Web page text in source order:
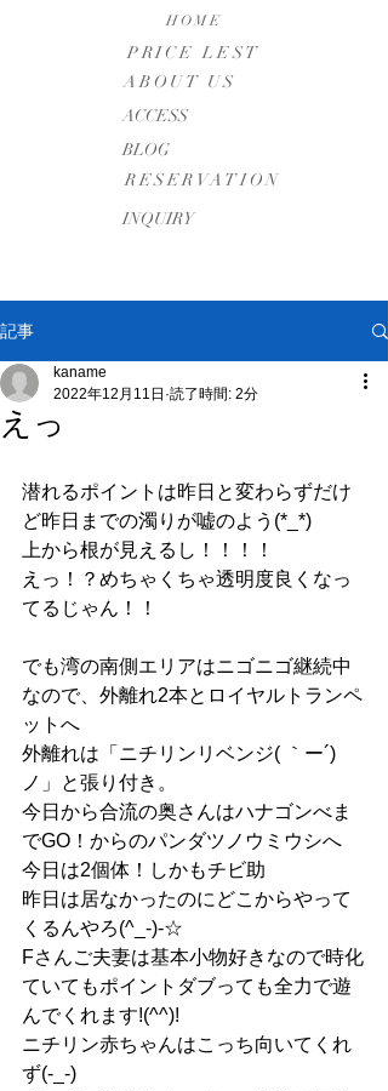
HOME
PRICE LEST
ABOUT US
​ACCESS
BLOG
RESERVATION
INQUIRY
記事
えっ
kaname
2022年12月11日 読了時間: 2分
潜れるポイントは昨日と変わらずだけ
ど昨日までの濁りが嘘のよう(*_*)
上から根が見えるし！！！！
えっ！？めちゃくちゃ透明度良くなっ
てるじゃん！！
でも湾の南側エリアはニゴニゴ継続中
なので、外離れ2本とロイヤルトランペ
ットへ
外離れは「ニチリンリベンジ( ｀ー´)
ノ」と張り付き。
今日から合流の奥さんはハナゴンべま
でGO！からのパンダツノウミウシへ
今日は2個体！しかもチビ助
昨日は居なかったのにどこからやって
くるんやろ(^_-)-☆
Fさんご夫妻は基本小物好きなので時化
ていてもポイントダブっても全力で遊
んでくれます!(^^)!
ニチリン赤ちゃんはこっち向いてくれ
ず(-_-)